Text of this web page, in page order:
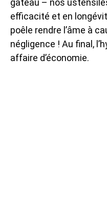
efficacité et en
poêle rendre l’âme à
négligence ! Au final,
affaire d’économie.